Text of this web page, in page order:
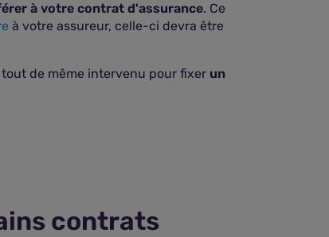
à votre contrat d'assurance. Ce
à votre assureur, celle-ci devra être
de même intervenu pour fixer un
contrats